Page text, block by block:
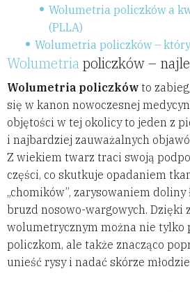
Wolumetria policzków a
(PLLA)
Wolumetria policzków –
Wolumetriapoliczków –
Wolumetria policzków to
się w kanon nowoczesnej
objętości w tej okolicy to jeden z
i najbardziej zauważalnych
Z wiekiem twarz traci swoją
części, co skutkuje opadaniem
„chomików”, zarysowaniem doliny
bruzd nosowo-wargowych. Dzięki
wolumetrycznym można nie tylko
policzkom, ale także znacząco
unieść rysy i nadać skórze